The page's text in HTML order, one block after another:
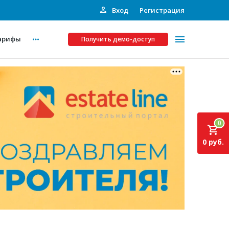
Вход Регистрация
Получить демо-доступ
Платные услуги
Рекламодателям
Инвестпроекты
Подписка на Базу
0
0 руб.